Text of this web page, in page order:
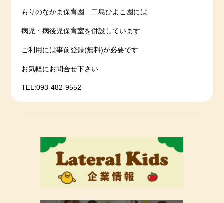
もりのなかま保育園 二島ひよこ園には
病児・病後児保育室を併設しています
ご利用には事前登録(無料)が必要です
お気軽にお問合せ下さい
TEL:093-482-9552